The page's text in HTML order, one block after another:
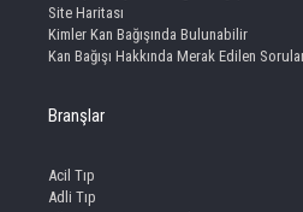
Site Haritası
Kimler Kan Bağışında Bulunabilir
Kan Bağışı Hakkında Merak Edilen
Branşlar
Acil Tıp
Adli Tıp